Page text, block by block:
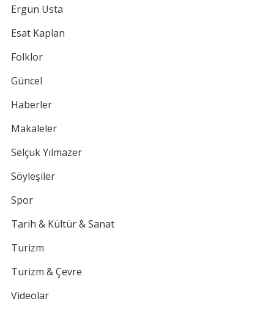
Ergun Usta
Esat Kaplan
Folklor
Güncel
Haberler
Makaleler
Selçuk Yılmazer
Söyleşiler
Spor
Tarih & Kültür & Sanat
Turizm
Turizm & Çevre
Videolar